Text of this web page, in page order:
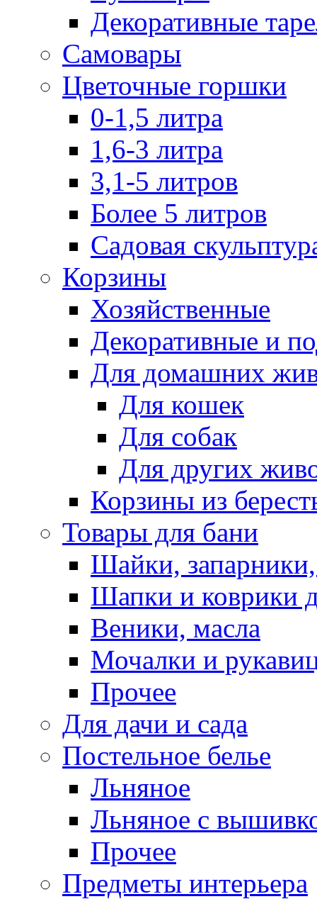
Декоративные
Самовары
Цветочные горшки
0-1,5 литра
1,6-3 литра
3,1-5 литров
Более 5 литров
Садовая
Корзины
Хозяйственные
Декоративные и
Для домашних
Для кошек
Для собак
Для других
Корзины из
Товары для бани
Шайки,
Шапки и коврики
Веники, масла
Мочалки и
Прочее
Для дачи и сада
Постельное белье
Льняное
Льняное с
Прочее
Предметы интерьера